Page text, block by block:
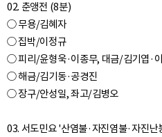
02. 춘앵전 (8분)
○ 무용/김혜자
○ 집박/이정규
○ 피리/윤형욱·이종무, 대금/김기엽·
○ 해금/김기동·공경진
○ 장구/안성일, 좌고/김병오
03. 서도민요 '산염불·자진염불·자진